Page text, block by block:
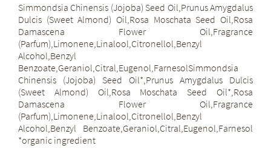
Simmondsia Chinensis (Jojoba) Seed Oil,Prunus Amygdalus
Dulcis (Sweet Almond) Oil,Rosa Moschata Seed Oil,Rosa
Damascena Flower Oil,Fragrance
(Parfum),Limonene,Linalool,Citronellol,Benzyl
Alcohol,Benzyl
Benzoate,Geraniol,Citral,Eugenol,FarnesolSimmondsia
Chinensis (Jojoba) Seed Oil*,Prunus Amygdalus Dulcis
(Sweet Almond) Oil,Rosa Moschata Seed Oil*,Rosa
Damascena Flower Oil,Fragrance
(Parfum),Limonene,Linalool,Citronellol,Benzyl
Alcohol,Benzyl Benzoate,Geraniol,Citral,Eugenol,Farnesol
*organic ingredient